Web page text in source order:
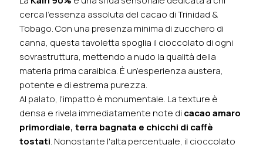
cerca l'essenza assoluta del cacao di Trinidad &
Tobago. Con una presenza minima di zucchero di
canna, questa tavoletta spoglia il cioccolato di ogni
sovrastruttura, mettendo a nudo la qualità della
materia prima caraibica. È un’esperienza austera,
potente e di estrema purezza.
Al palato, l'impatto è monumentale. La texture è
densa e rivela immediatamente note di cacao amaro
primordiale, terra bagnata e chicchi di caffè
tostati. Nonostante l'alta percentuale, il cioccolato